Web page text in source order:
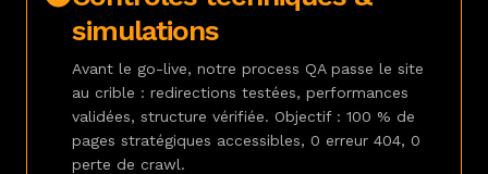
simulations
Avant le go-live, notre process QA passe le site
au crible : redirections testées, performances
validées, structure vérifiée. Objectif : 100 % de
pages stratégiques accessibles, 0 erreur 404, 0
perte de crawl.